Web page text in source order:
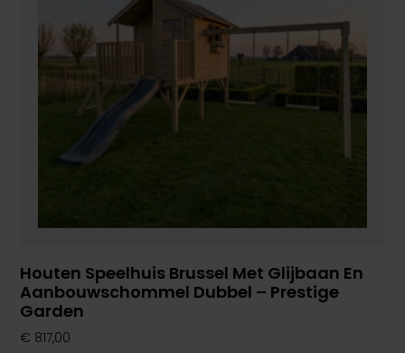
Houten Speelhuis Brussel Met Glijbaan En
Aanbouwschommel Dubbel – Prestige
Garden
€ 817,00